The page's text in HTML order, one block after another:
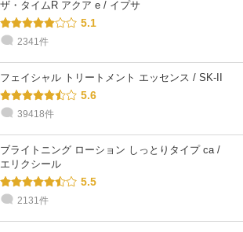
スズキ
ザ・タイムR アクア e / イプサ
5.1
2341件
フェイシャル トリートメント エッセンス / SK-II
5.6
39418件
ブライトニング ローション しっとりタイプ ca /
エリクシール
5.5
2131件